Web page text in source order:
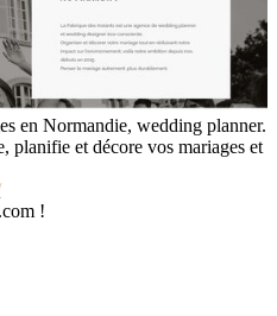
en Normandie, wedding planner.
planifie et décore vos mariages et
!